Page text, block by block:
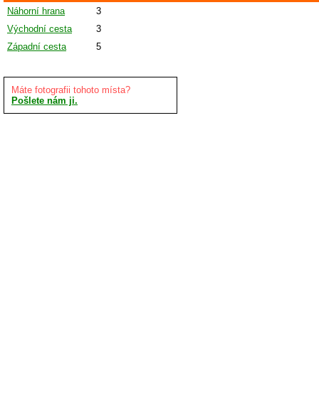
Náhorní hrana
3
Východní cesta
3
Západní cesta
5
Máte fotografii tohoto místa?
Pošlete nám ji.